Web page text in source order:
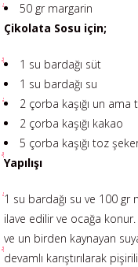
50 gr margarin
Çikolata Sosu için;
1 su bardağı süt
1 su bardağı su
2 çorba kaşığı un
2 çorba kaşığı kakao
5 çorba kaşığı toz
Yapılışı
1 su bardağı su ve 100 gr
ilave edilir ve ocağa
ve un birden kaynayan
devamlı karıştırılarak